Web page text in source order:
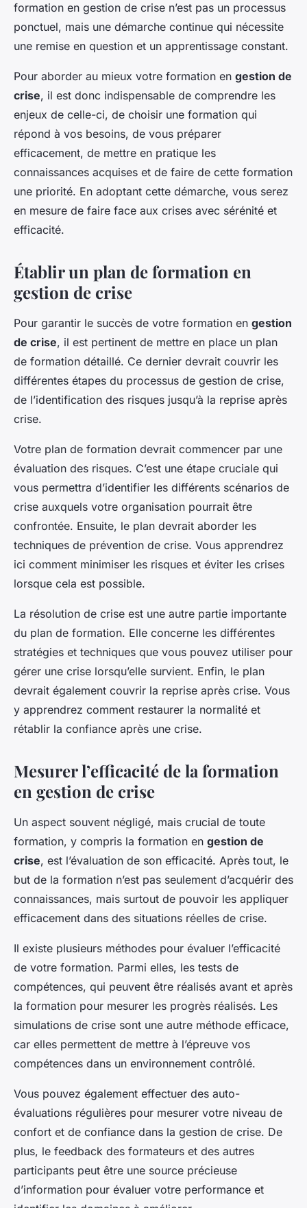
formation en gestion de crise n’est pas un processus
ponctuel, mais une démarche continue qui nécessite
une remise en question et un apprentissage constant.
Pour aborder au mieux votre formation en gestion de
crise, il est donc indispensable de comprendre les
enjeux de celle-ci, de choisir une formation qui
répond à vos besoins, de vous préparer
efficacement, de mettre en pratique les
connaissances acquises et de faire de cette formation
une priorité. En adoptant cette démarche, vous serez
en mesure de faire face aux crises avec sérénité et
efficacité.
Établir un plan de formation en
gestion de crise
Pour garantir le succès de votre formation en gestion
de crise, il est pertinent de mettre en place un plan
de formation détaillé. Ce dernier devrait couvrir les
différentes étapes du processus de gestion de crise,
de l’identification des risques jusqu’à la reprise après
crise.
Votre plan de formation devrait commencer par une
évaluation des risques. C’est une étape cruciale qui
vous permettra d’identifier les différents scénarios de
crise auxquels votre organisation pourrait être
confrontée. Ensuite, le plan devrait aborder les
techniques de prévention de crise. Vous apprendrez
ici comment minimiser les risques et éviter les crises
lorsque cela est possible.
La résolution de crise est une autre partie importante
du plan de formation. Elle concerne les différentes
stratégies et techniques que vous pouvez utiliser pour
gérer une crise lorsqu’elle survient. Enfin, le plan
devrait également couvrir la reprise après crise. Vous
y apprendrez comment restaurer la normalité et
rétablir la confiance après une crise.
Mesurer l’efficacité de la formation
en gestion de crise
Un aspect souvent négligé, mais crucial de toute
formation, y compris la formation en gestion de
crise, est l’évaluation de son efficacité. Après tout, le
but de la formation n’est pas seulement d’acquérir des
connaissances, mais surtout de pouvoir les appliquer
efficacement dans des situations réelles de crise.
Il existe plusieurs méthodes pour évaluer l’efficacité
de votre formation. Parmi elles, les tests de
compétences, qui peuvent être réalisés avant et après
la formation pour mesurer les progrès réalisés. Les
simulations de crise sont une autre méthode efficace,
car elles permettent de mettre à l’épreuve vos
compétences dans un environnement contrôlé.
Vous pouvez également effectuer des auto-
évaluations régulières pour mesurer votre niveau de
confort et de confiance dans la gestion de crise. De
plus, le feedback des formateurs et des autres
participants peut être une source précieuse
d’information pour évaluer votre performance et